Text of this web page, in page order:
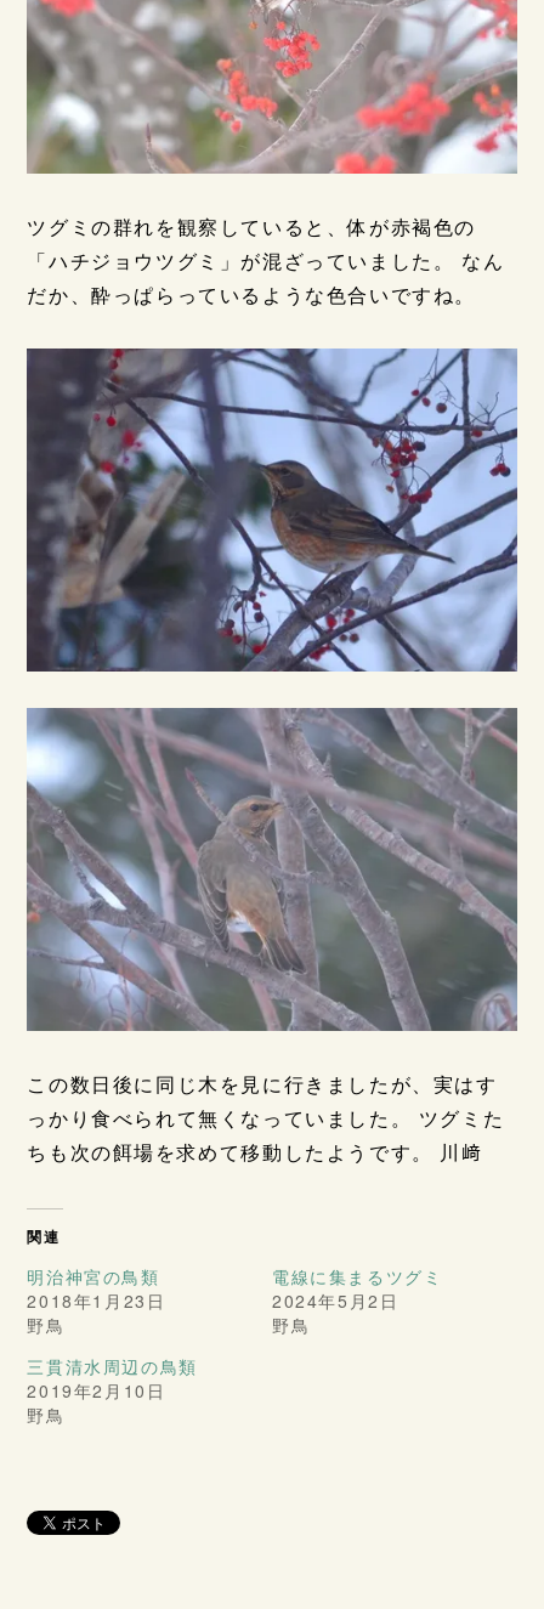
ツグミの群れを観察していると、体が赤褐色の
「ハチジョウツグミ」が混ざっていました。 なん
だか、酔っぱらっているような色合いですね。
この数日後に同じ木を見に行きましたが、実はす
っかり食べられて無くなっていました。 ツグミた
ちも次の餌場を求めて移動したようです。 川﨑
関連
明治神宮の鳥類
2018年1月23日
野鳥
電線に集まるツグミ
2024年5月2日
野鳥
三貫清水周辺の鳥類
2019年2月10日
野鳥